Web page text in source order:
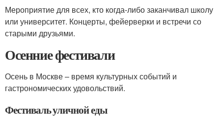
Мероприятие для всех, кто когда-либо заканчивал школу
или университет. Концерты, фейерверки и встречи со
старыми друзьями.
Осенние фестивали
Осень в Москве – время культурных событий и
гастрономических удовольствий.
Фестиваль уличной еды